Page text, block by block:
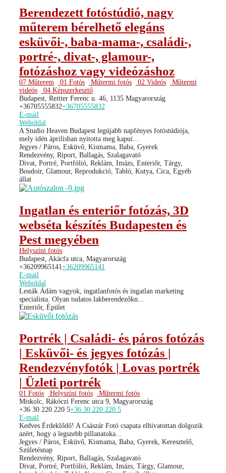
Berendezett fotóstúdió, nagy
műterem bérelhető elegáns
esküvői-, baba-mama-, családi-,
portré-, divat-, glamour-,
fotózáshoz vagy videózáshoz
07 Műterem 01 Fotós Műtermi fotós 02 Videós
Műtermi
videós
04 Képszerkesztő
Budapest, Reitter Ferenc u. 46, 1135 Magyarország
+36705555832+36705555832
E-mail
Weboldal
A Studio Heaven Budapest legújabb napfényes fotóstúdiója,
mely idén áprilisban nyitotta meg kapui...
Jegyes / Páros, Esküvő, Kismama, Baba, Gyerek
Rendezvény, Riport, Ballagás, Szalagavató
Divat, Portré, Portfólió, Reklám, Imázs, Enteriőr, Tárgy,
Boudoir, Glamour, Reprodukció, Tabló, Kutya, Cica, Egyéb
állat
Ingatlan és enteriőr fotózás, 3D
webséta készítés Budapesten és
Pest megyében
Helyszíni fotós
Budapest, Akácfa utca, Magyarország
+36209965141 +36209965141
E-mail
Weboldal
Lesták Ádám vagyok, ingatlanfotós és ingatlan marketing
specialista. Olyan tudatos lakberendezőkn...
Enteriőr, Épület
Portrék | Családi- és páros fotózás
| Esküvői- és jegyes fotózás |
Rendezvényfotók | Lovas portrék
| Üzleti portrék
01 Fotós Helyszíni fotós
Műtermi fotós
Miskolc, Rákóczi Ferenc utca 9, Magyarország
+36 30 220 220 5+36 30 220 220 5
E-mail
Kedves Érdeklődő! A Császár Fotó csapata elhivatottan dolgozik
azért, hogy a legszebb pillanatoka...
Jegyes / Páros, Esküvő, Kismama, Baba, Gyerek, Keresztelő,
Születésnap
Rendezvény, Riport, Ballagás, Szalagavató
Divat, Portré, Portfólió, Reklám, Imázs, Tárgy, Glamour,